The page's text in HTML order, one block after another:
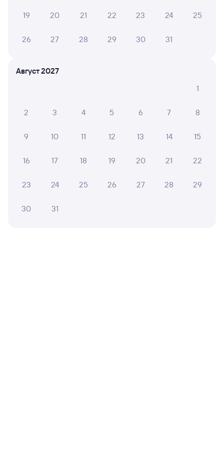
8 582 рубля.
Цена жд билета Междуреченск —
А ещё здесь можно найти
Аренда авто в Перми
19 20 21 22 23 24 25
26 27 28 29 30 31
Август 2027
1
2 3 4 5 6 7 8
9 10 11 12 13 14 15
16 17 18 19 20 21 22
23 24 25 26 27 28 29
30 31